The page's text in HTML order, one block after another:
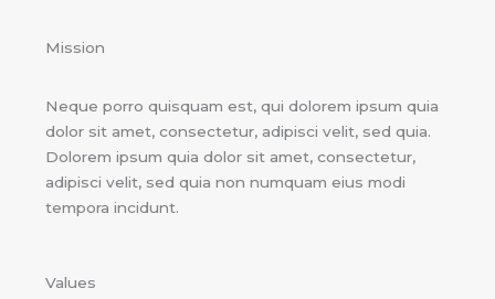
Mission
Neque porro quisquam est, qui dolorem ipsum quia
dolor sit amet, consectetur, adipisci velit, sed quia.
Dolorem ipsum quia dolor sit amet, consectetur,
adipisci velit, sed quia non numquam eius modi
tempora incidunt.
Values